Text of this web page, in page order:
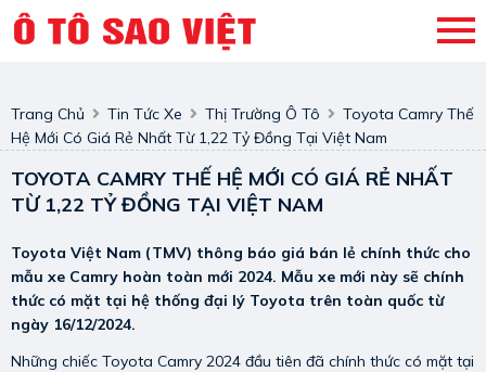
Trang Chủ Tin Tức Xe Thị Trường Ô Tô
Toyota Camry Thế
Hệ Mới Có Giá Rẻ Nhất Từ 1,22 Tỷ Đồng Tại Việt Nam
TOYOTA CAMRY THẾ HỆ MỚI CÓ GIÁ RẺ NHẤT
TỪ 1,22 TỶ ĐỒNG TẠI VIỆT NAM
Toyota Việt Nam (TMV) thông báo giá bán lẻ chính thức cho
mẫu xe Camry hoàn toàn mới 2024. Mẫu xe mới này sẽ chính
thức có mặt tại hệ thống đại lý Toyota trên toàn quốc từ
ngày 16/12/2024.
Những chiếc Toyota Camry 2024 đầu tiên đã chính thức có mặt tại